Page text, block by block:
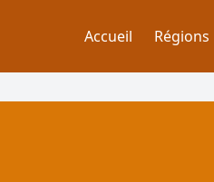
Accueil Régions